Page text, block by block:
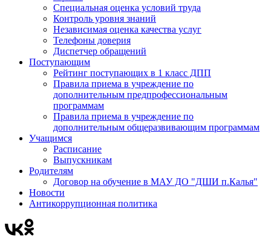
Специальная оценка условий труда
Контроль уровня знаний
Независимая оценка качества услуг
Телефоны доверия
Диспетчер обращений
Поступающим
Рейтинг поступающих в 1 класс ДПП
Правила приема в учреждение по
дополнительным предпрофессиональным
программам
Правила приема в учреждение по
дополнительным общеразвивающим программам
Учащимся
Расписание
Выпускникам
Родителям
Договор на обучение в МАУ ДО "ДШИ п.Калья"
Новости
Антикоррупционная политика